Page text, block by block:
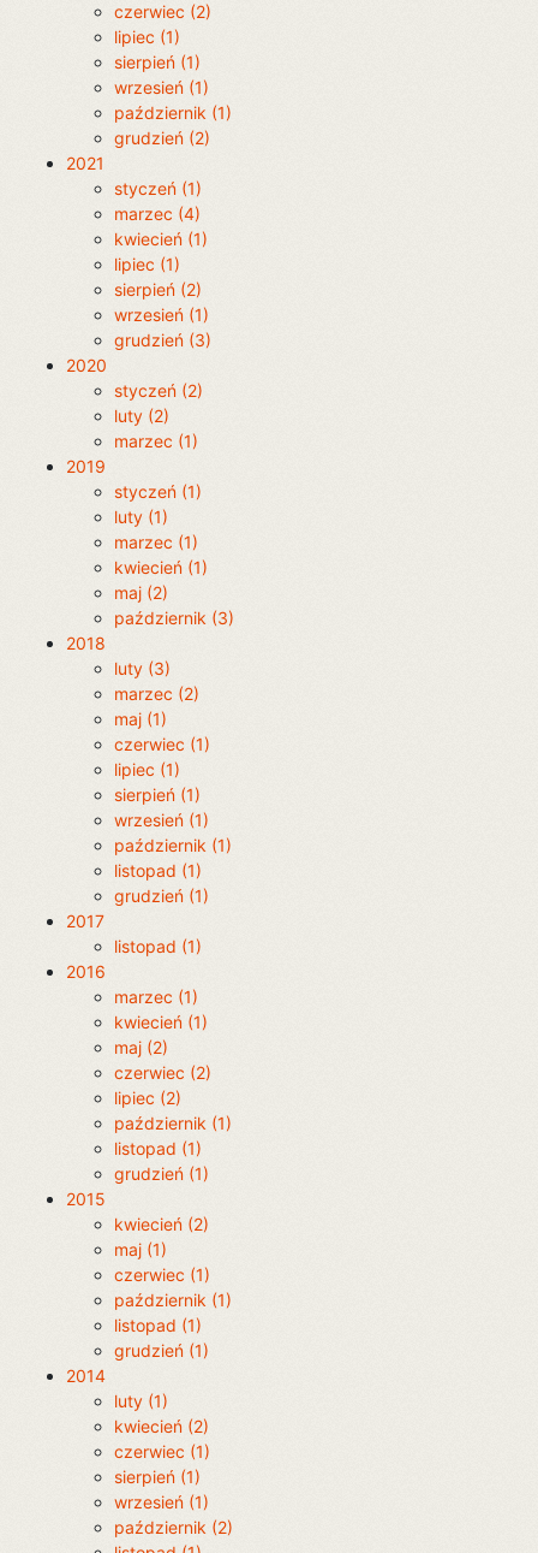
czerwiec (2)
lipiec (1)
sierpień (1)
wrzesień (1)
październik (1)
grudzień (2)
2021
styczeń (1)
marzec (4)
kwiecień (1)
lipiec (1)
sierpień (2)
wrzesień (1)
grudzień (3)
2020
styczeń (2)
luty (2)
marzec (1)
2019
styczeń (1)
luty (1)
marzec (1)
kwiecień (1)
maj (2)
październik (3)
2018
luty (3)
marzec (2)
maj (1)
czerwiec (1)
lipiec (1)
sierpień (1)
wrzesień (1)
październik (1)
listopad (1)
grudzień (1)
2017
listopad (1)
2016
marzec (1)
kwiecień (1)
maj (2)
czerwiec (2)
lipiec (2)
październik (1)
listopad (1)
grudzień (1)
2015
kwiecień (2)
maj (1)
czerwiec (1)
październik (1)
listopad (1)
grudzień (1)
2014
luty (1)
kwiecień (2)
czerwiec (1)
sierpień (1)
wrzesień (1)
październik (2)